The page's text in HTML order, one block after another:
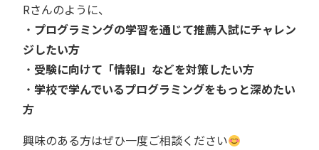
Rさんのように、
・ プログラミングの学習を通じて推薦入試にチャレン
ジしたい方
・ 受験に向けて「情報I」などを対策したい方
・ 学校で学んでいるプログラミングをもっと深めたい
方
興味のある方はぜひ一度ご相談ください